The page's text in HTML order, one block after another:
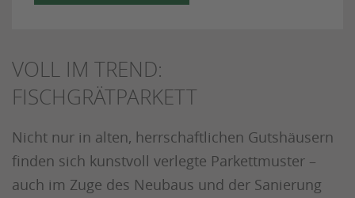
VOLL IM TREND:
FISCHGRÄTPARKETT
Nicht nur in alten, herrschaftlichen Gutshäusern
finden sich kunstvoll verlegte Parkettmuster –
auch im Zuge des Neubaus und der Sanierung